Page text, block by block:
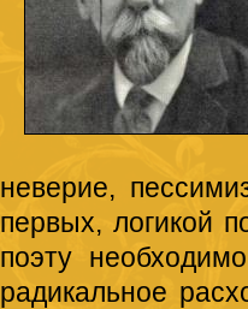
неверие,
первых, логикой
поэту
радикальное